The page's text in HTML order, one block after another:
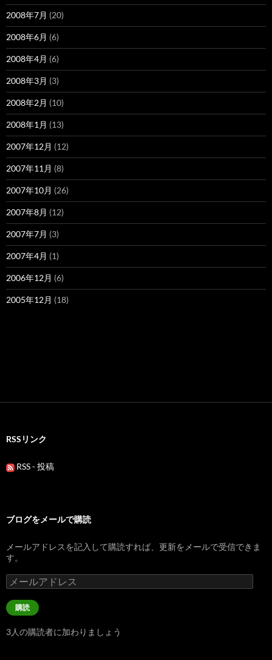
2008年7月 (20)
2008年6月 (6)
2008年4月 (6)
2008年3月 (3)
2008年2月 (10)
2008年1月 (13)
2007年12月 (12)
2007年11月 (8)
2007年10月 (26)
2007年8月 (12)
2007年7月 (3)
2007年4月 (1)
2006年12月 (6)
2005年12月 (18)
RSSリンク
RSS - 投稿
ブログをメールで購読
メールアドレスを記入して購読すれば、更新をメールで受信できま
す。
メ
ー
ル
ア
レ
購読
3人の購読者に加わりましょう